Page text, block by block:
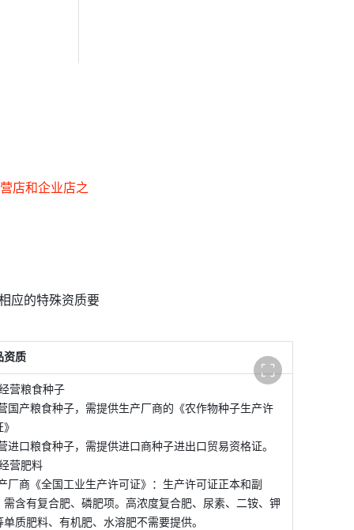
店和企业店之
应的特殊资质要
资质
营粮食种子
国产粮食种子，需提供生产厂商的《农作物种子生产许
进口粮食种子，需提供进口商种子进出口贸易资格证。
营肥料
厂商《全国工业生产许可证》：生产许可证正本和副
需含有复合肥、磷肥项。高浓度复合肥、尿素、二铵、钾
单质肥料、有机肥、水溶肥不需要提供。
屏
展